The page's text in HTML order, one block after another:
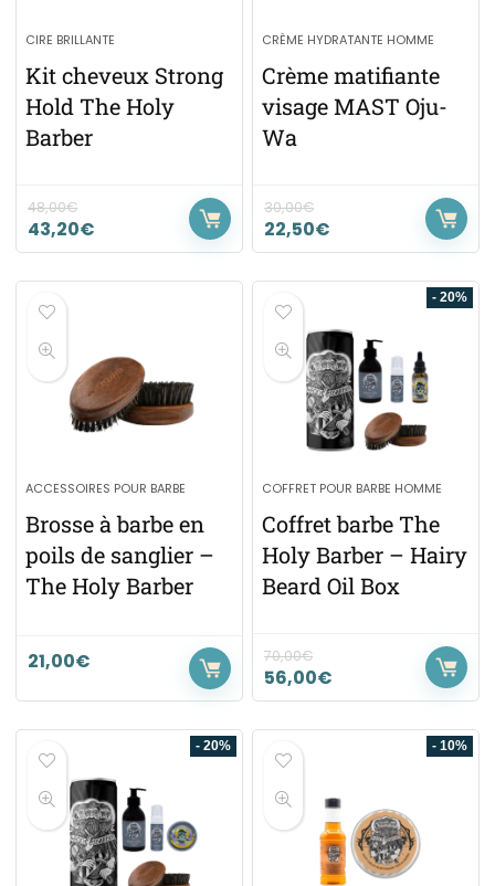
CIRE BRILLANTE
Kit cheveux Strong
Hold The Holy
Barber
48,00€
43,20€
CRÈME HYDRATANTE HOMME
Crème matifiante
visage MAST Oju-
Wa
30,00€
22,50€
ACCESSOIRES POUR BARBE
Brosse à barbe en
poils de sanglier –
The Holy Barber
21,00€
- 20%
COFFRET POUR BARBE HOMME
Coffret barbe The
Holy Barber – Hairy
Beard Oil Box
70,00€
56,00€
- 20% - 10%